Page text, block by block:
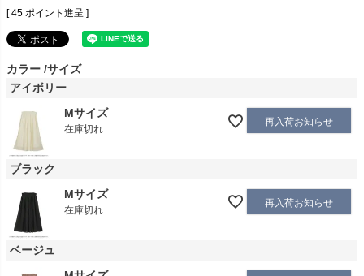
[ 45 ポイント進呈 ]
カラー サイズ
アイボリー
Mサイズ
在庫切れ
再入荷お知らせ
ブラック
Mサイズ
在庫切れ
再入荷お知らせ
ベージュ